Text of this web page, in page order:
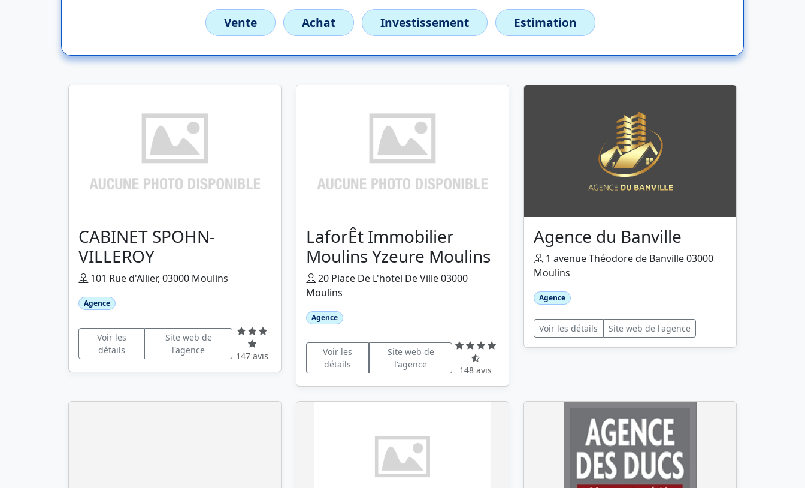
Vente
Achat Investissement Estimation
CABINET SPOHN-
VILLEROY
101 Rue d'Allier, 03000 Moulins
Agence
Voir les
détails
Site web de
l'agence
147 avis
LaforÊt Immobilier
Moulins Yzeure Moulins
20 Place De L'hotel De Ville 03000
Moulins
Agence
Voir les
détails
Site web de
l'agence
148 avis
Agence du Banville
1 avenue Théodore de Banville 03000
Moulins
Agence
Voir les détails Site web de l'agence